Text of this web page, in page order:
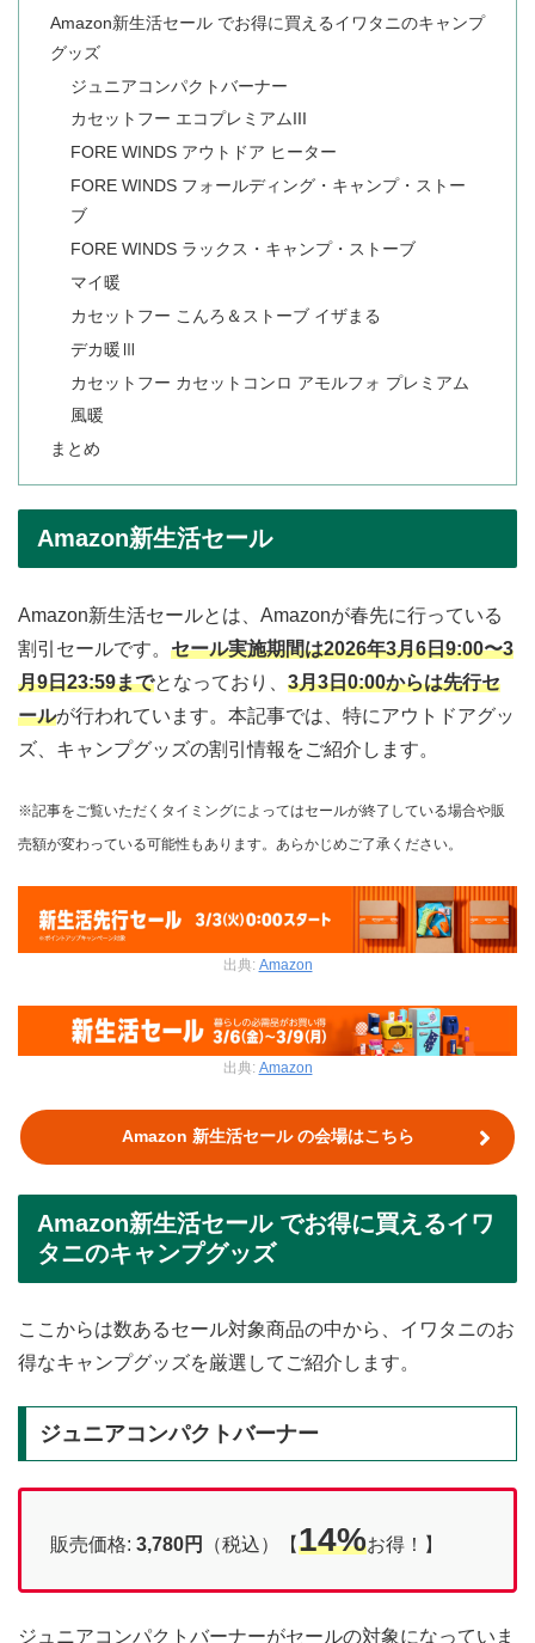
Amazon新生活セール でお得に買えるイワタニのキャンプ
グッズ
ジュニアコンパクトバーナー
カセットフー エコプレミアムIII
FORE WINDS アウトドア ヒーター
FORE WINDS フォールディング・キャンプ・ストー
ブ
FORE WINDS ラックス・キャンプ・ストーブ
マイ暖
カセットフー こんろ＆ストーブ イザまる
デカ暖Ⅲ
カセットフー カセットコンロ アモルフォ プレミアム
風暖
まとめ
Amazon新生活セール
Amazon新生活セールとは、Amazonが春先に行っている
割引セールです。 セール実施期間は2026年3月6日9:00〜3
月9日23:59までとなっており、 3月3日0:00からは先行セ
ールが行われています。本記事では、特にアウトドアグッ
ズ、キャンプグッズの割引情報をご紹介します。
※記事をご覧いただくタイミングによってはセールが終了している場合や販
売額が変わっている可能性もあります。あらかじめご了承ください。
出典: Amazon
出典: Amazon
Amazon 新生活セール の会場はこちら
Amazon新生活セール でお得に買えるイワ
タニのキャンプグッズ
ここからは数あるセール対象商品の中から、イワタニのお
得なキャンプグッズを厳選してご紹介します。
ジュニアコンパクトバーナー
販売価格: 3,780円 （税込）【14%お得！】
ジュニアコンパクトバーナーがセールの対象になっていま